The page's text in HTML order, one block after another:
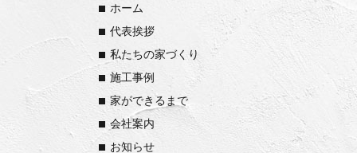
ホーム
代表挨拶
私たちの家づくり
施工事例
家ができるまで
会社案内
お知らせ